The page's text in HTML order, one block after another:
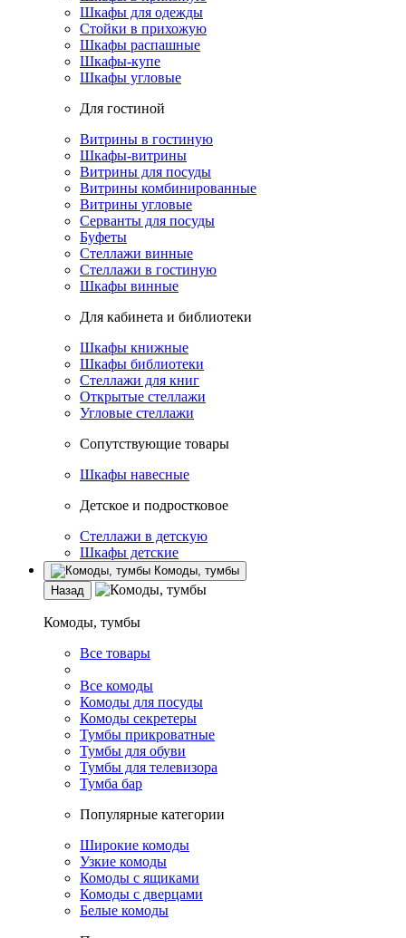
Шкафы для одежды
Стойки в прихожую
Шкафы распашные
Шкафы-купе
Шкафы угловые
Для гостиной
Витрины в гостиную
Шкафы-витрины
Витрины для посуды
Витрины комбинированные
Витрины угловые
Серванты для посуды
Буфеты
Стеллажи винные
Стеллажи в гостиную
Шкафы винные
Для кабинета и библиотеки
Шкафы книжные
Шкафы библиотеки
Стеллажи для книг
Открытые стеллажи
Угловые стеллажи
Сопутствующие товары
Шкафы навесные
Детское и подростковое
Стеллажи в детскую
Шкафы детские
Комоды, тумбы
Назад
Комоды, тумбы
Все товары
Все комоды
Комоды для посуды
Комоды секретеры
Тумбы прикроватные
Тумбы для обуви
Тумбы для телевизора
Тумба бар
Популярные категории
Широкие комоды
Узкие комоды
Комоды с ящиками
Комоды с дверцами
Белые комоды